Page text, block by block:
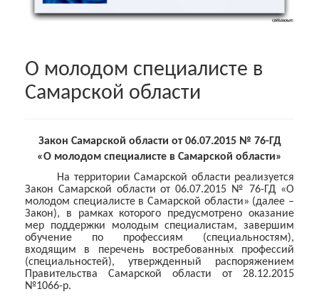
О молодом специалисте в
Самарской области
Закон Самарской области от 06.07.2015 № 76-ГД
«О молодом специалисте в Самарской области»
На территории Самарской области реализуется
Закон Самарской области от 06.07.2015 № 76-ГД «О
молодом специалисте в Самарской области» (далее –
Закон), в рамках которого предусмотрено оказание
мер поддержки молодым специалистам, завершим
обучение по профессиям (специальностям),
входящим в перечень востребованных профессий
(специальностей), утвержденный распоряжением
Правительства Самарской области от 28.12.2015
№1066-р.